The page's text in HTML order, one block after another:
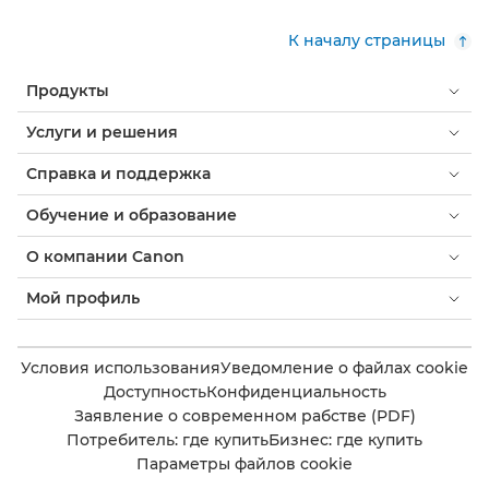
К началу страницы
Продукты
Услуги и решения
Справка и поддержка
Обучение и образование
О компании Canon
Мой профиль
Условия использованияУведомление о файлах cookie
ДоступностьКонфиденциальность
Заявление о современном рабстве (PDF)
Потребитель: где купитьБизнес: где купить
Параметры файлов cookie